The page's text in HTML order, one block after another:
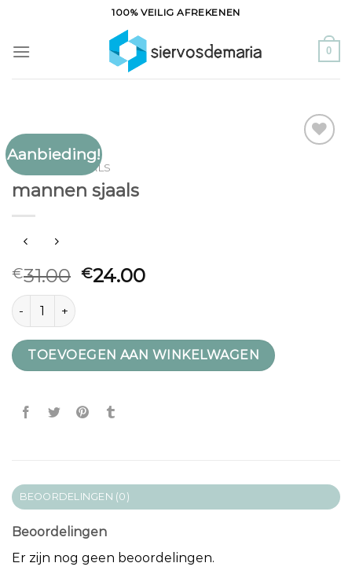
inhoud
100% VEILIG AFREKENEN
0
Aanbieding!
MANNEN SJAALS
mannen sjaals
€31.00 €24.00
mannen sjaals aantal
TOEVOEGEN AAN WINKELWAGEN
BEOORDELINGEN (0)
Beoordelingen
Er zijn nog geen beoordelingen.